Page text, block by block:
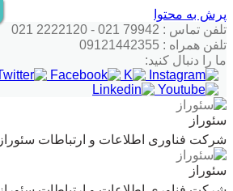
پرش به محتوا
تلفن تماس : 79942 021 - 2222120 021
تلفن همراه : 09121442355
ما را دنبال کنید:
سئوراز
شرکت فناوری اطلاعات و ارتباطات سئوراز
سئوراز